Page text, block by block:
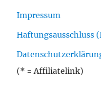
Impressum
Haftungsausschluss
(* = Affiliatelink)